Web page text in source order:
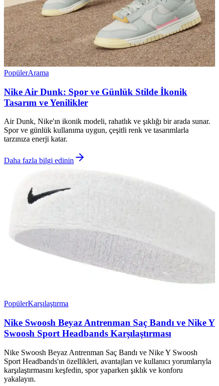
PopülerArama
Nike Air Dunk: Spor ve Günlük Stilde İkonik
Tasarım ve Yenilikler
Air Dunk, Nike'ın ikonik modeli, rahatlık ve şıklığı bir arada sunar.
Spor ve günlük kullanıma uygun, çeşitli renk ve tasarımlarla
tarzınıza enerji katar.
Daha fazla bilgi edinin
PopülerKarşılaştırma
Nike Swoosh Beyaz Antrenman Saç Bandı ve Nike Y
Swoosh Sport Headbands Karşılaştırması
Nike Swoosh Beyaz Antrenman Saç Bandı ve Nike Y Swoosh
Sport Headbands'ın özellikleri, avantajları ve kullanıcı yorumlarıyla
karşılaştırmasını keşfedin, spor yaparken şıklık ve konforu
yakalayın.